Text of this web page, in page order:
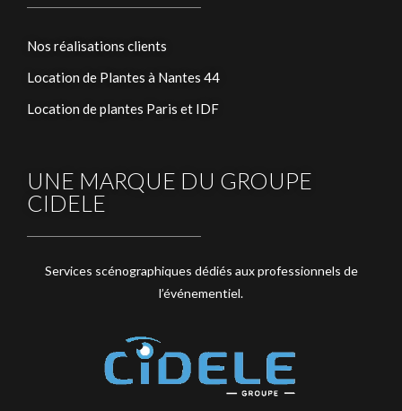
Nos réalisations clients
Location de Plantes à Nantes 44
Location de plantes Paris et IDF
UNE MARQUE DU GROUPE
CIDELE
Services scénographiques dédiés aux professionnels de
l’événementiel.